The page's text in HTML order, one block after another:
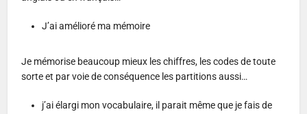
J’ai amélioré ma mémoire
Je mémorise beaucoup mieux les chiffres, les codes de toute
sorte et par voie de conséquence les partitions aussi…
j’ai élargi mon vocabulaire, il parait même que je fais de